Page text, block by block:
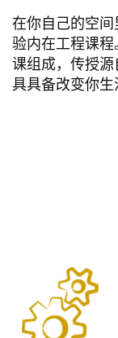
在你自己的空
验内在工程课
课组成，传授
具具备改变你生